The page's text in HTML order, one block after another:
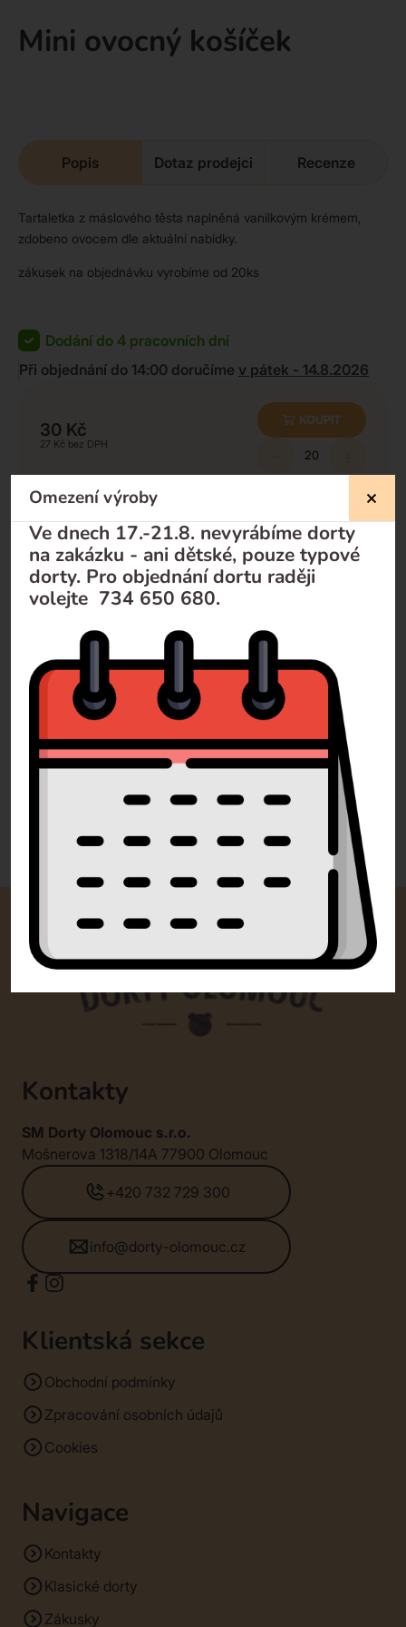
Mini ovocný košíček
Popis Dotaz prodejci Recenze
Tartaletka z máslového těsta naplněná vanilkovým krémem,
zdobeno ovocem dle aktuální nabídky.
zákusek na objednávku vyrobíme od 20ks
Dodání do 4 pracovních dní
Při objednání do 14:00 doručíme v pátek - 14.8.2026
30 Kč
27 Kč
KOUPIT
Nevíte si rady?
Pomůžeme Vám
Volejte
+420 732 729 300
Pište
info@dorty-olomouc.cz
Kontakty
SM Dorty Olomouc s.r.o.
Mošnerova 1318/14A 77900 Olomouc
+420 732 729 300
info@dorty-olomouc.cz
Klientská sekce
Obchodní podmínky
Zpracování osobních údajů
Cookies
Navigace
Kontakty
Klasické dorty
Zákusky
Omezení výroby
Ve dnech 17.-21.8. nevyrábíme dorty
na zakázku - ani dětské, pouze typové
dorty. Pro objednání dortu raději
volejte 734 650 680.